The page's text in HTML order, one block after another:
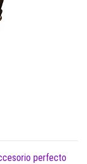
perfecto